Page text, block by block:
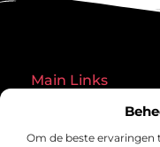
Om de beste
Main Links